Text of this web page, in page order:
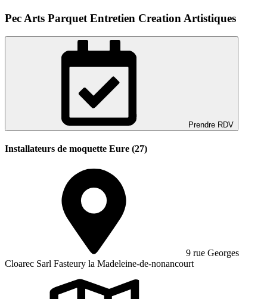
Pec Arts Parquet Entretien Creation Artistiques
Prendre RDV
Installateurs de moquette Eure (27)
9 rue Georges
Cloarec Sarl Fasteury la Madeleine-de-nonancourt